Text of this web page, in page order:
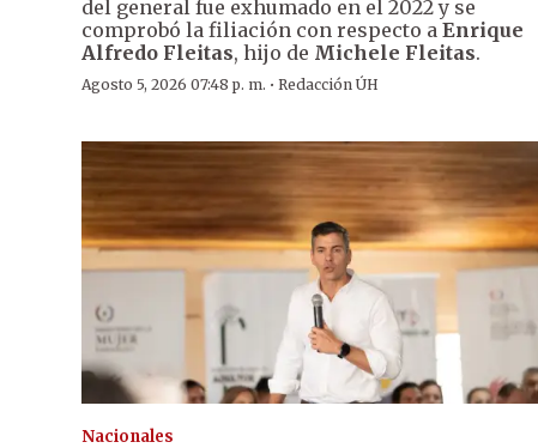
del general fue exhumado en el 2022 y se
comprobó la filiación con respecto a Enrique
Alfredo Fleitas, hijo de Michele Fleitas.
Agosto 5, 2026 07:48 p. m. · Redacción ÚH
Nacionales